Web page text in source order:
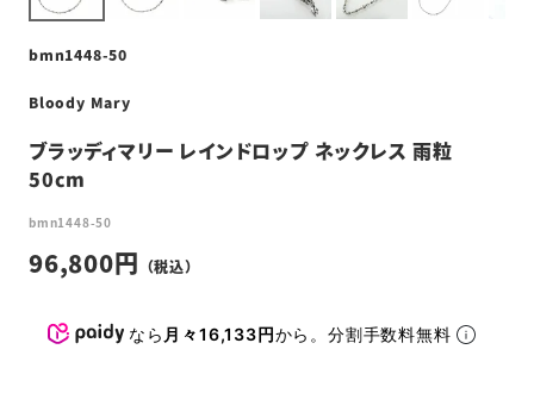
bmn1448-50
Bloody Mary
ブラッディマリー レインドロップ ネックレス 雨粒
50cm
bmn1448-50
96,800
なら 月々16,133円から。分割手数料無料